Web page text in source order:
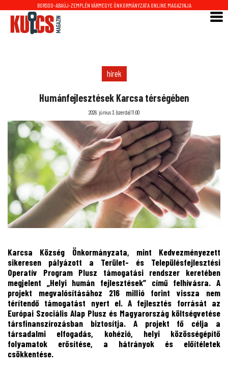
BORSOD-ABAÚJ-ZEMPLÉN VÁRMEGYE ÖNKORMÁNYZATA ONLINE MAGAZINJA
hírek
Humánfejlesztések Karcsa térségében
2026. június 3. (szerda) 11:00
Karcsa Község Önkormányzata, mint Kedvezményezett
sikeresen pályázott a Terület- és Településfejlesztési
Operatív Program Plusz támogatási rendszer keretében
megjelent „Helyi humán fejlesztések” című felhívásra. A
projekt megvalósításához 216 millió forint vissza nem
térítendő támogatást nyert el. A fejlesztés forrását az
Európai Szociális Alap Plusz és Magyarország költségvetése
társfinanszírozásban biztosítja. A projekt fő célja a
társadalmi elfogadás, kohézió, helyi közösségépítő
folyamatok erősítése, a hátrányok és előítéletek
csökkentése.